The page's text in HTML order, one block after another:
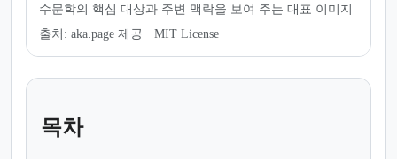
수문학의 핵심 대상과 주변 맥락을 보여 주는 대표 이미지
출처: aka.page 제공 · MIT License
목차